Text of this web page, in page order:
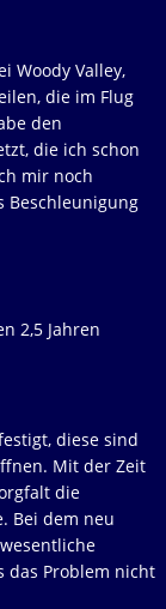
Woody Valley,
die im Flug
den
die ich schon
mir noch
Beschleunigung
2,5 Jahren
diese sind
Mit der Zeit
die
Bei dem neu
das Problem nicht